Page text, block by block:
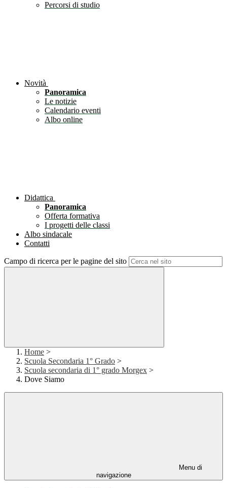
Percorsi di studio
Novità
Panoramica
Le notizie
Calendario eventi
Albo online
Didattica
Panoramica
Offerta formativa
I progetti delle classi
Albo sindacale
Contatti
Campo di ricerca per le pagine del sito
Home >
Scuola Secondaria 1° Grado >
Scuola secondaria di 1° grado Morgex >
Dove Siamo
Menu di
navigazione